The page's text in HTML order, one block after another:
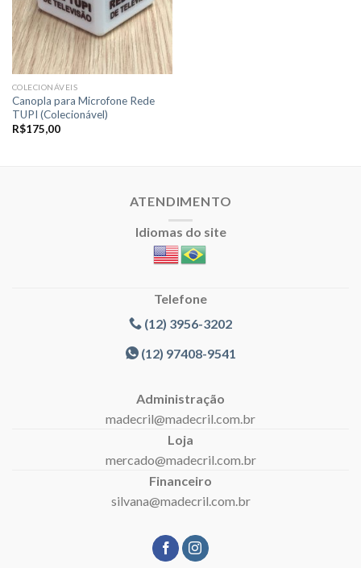
desejos
COLECIONÁVEIS
Canopla para Microfone Rede
TUPI (Colecionável)
R$175,00
ATENDIMENTO
Idiomas do site
Telefone
(12) 3956-3202
(12) 97408-9541
Administração
madecril@madecril.com.br
Loja
mercado@madecril.com.br
Financeiro
silvana@madecril.com.br